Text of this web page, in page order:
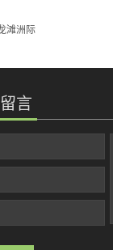
滩洲际
言